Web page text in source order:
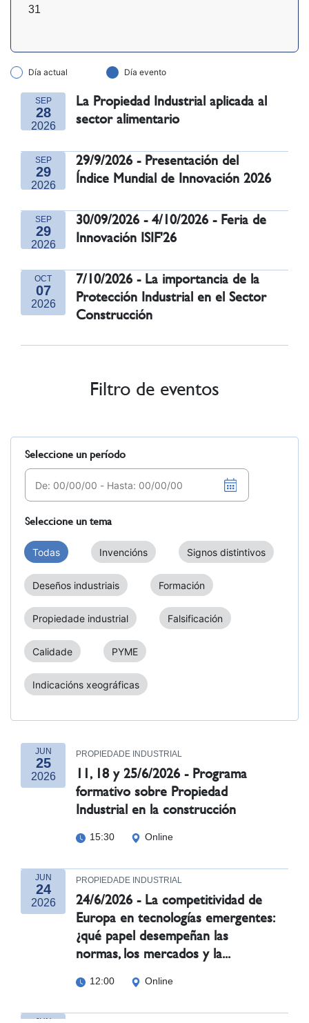
31
Día actual Día evento
SEP
28
2026
La Propiedad Industrial aplicada al
sector alimentario
SEP
29
2026
29/9/2026 - Presentación del
Índice Mundial de Innovación 2026
SEP
29
2026
30/09/2026 - 4/10/2026 - Feria de
Innovación ISIF'26
OCT
07
2026
7/10/2026 - La importancia de la
Protección Industrial en el Sector
Construcción
Filtro de eventos
Seleccione un período
Seleccione un tema
Todas Invencións Signos distintivos
Deseños industriais Formación
Propiedade industrial Falsificación
Calidade PYME
Indicacións xeográficas
JUN
25
2026
PROPIEDADE INDUSTRIAL
11, 18 y 25/6/2026 - Programa
formativo sobre Propiedad
Industrial en la construcción
15:30 Online
JUN
24
2026
PROPIEDADE INDUSTRIAL
24/6/2026 - La competitividad de
Europa en tecnologías emergentes:
¿qué papel desempeñan las
normas, los mercados y la...
12:00 Online